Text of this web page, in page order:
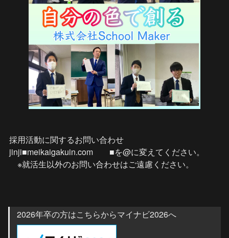
採用活動に関するお問い合わせ
jinji■meikaigakuin.com　　■を@に変えてください。
※就活生以外のお問い合わせはご遠慮ください。